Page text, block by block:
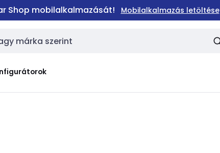
Shop mobilalkalmazását! Mobilalkalmazás letöltése